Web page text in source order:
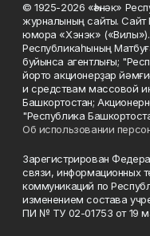
© 1925-2026 «Һәнәк»
журналының сайты. Сайт
юмора «Хэнэк»
Республикаһының
буйынса агентлығы;
йорто акционерҙар
и средствам массовой
Башкортостан;
"Республика
Об использовании
Зарегистрирован
связи, информационных
коммуникаций по
изменением состава
ПИ № ТУ 02-01753 от 19